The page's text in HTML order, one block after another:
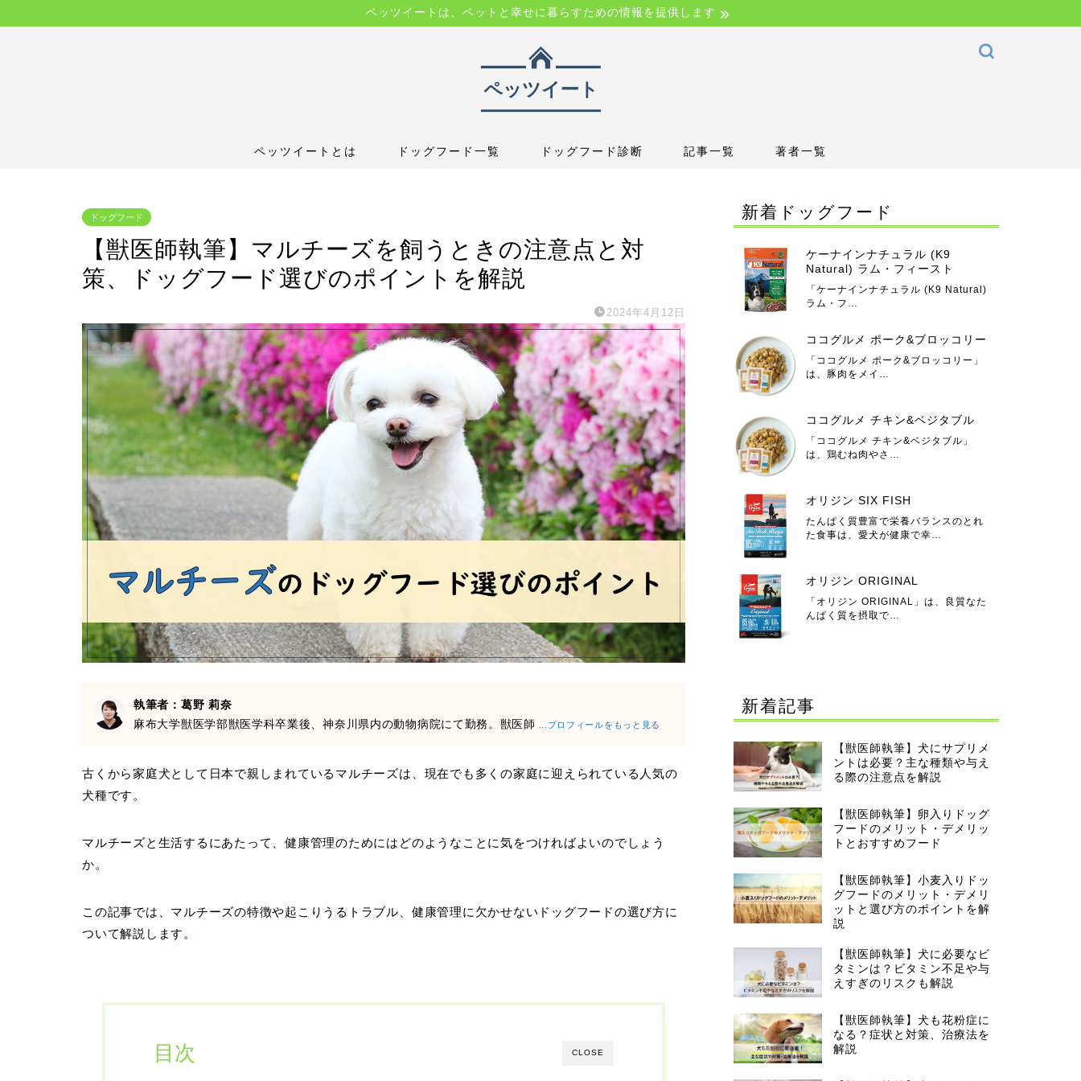
ペッツイートは、ペットと幸せに暮らすための情報を提供します
ペッツイートとは ドッグフード一覧 ドッグフード診断 記事一覧 著者一覧
ドッグフード
【獣医師執筆】マルチーズを飼うときの注意点と対
策、ドッグフード選びのポイントを解説
2024年4月12日
執筆者：葛野 莉奈
麻布大学獣医学部獣医学科卒業後、神奈川県内の動物病院にて勤務。獣医師
...プロフィールをもっと見る
古くから家庭犬として日本で親しまれているマルチーズは、現在でも多くの家庭に迎えられている人気の
犬種です。
マルチーズと生活するにあたって、健康管理のためにはどのようなことに気をつければよいのでしょう
か。
この記事では、マルチーズの特徴や起こりうるトラブル、健康管理に欠かせないドッグフードの選び方に
ついて解説します。
CLOSE
目次
新着ドッグフード
ケーナインナチュラル (K9
Natural) ラム・フィースト
「ケーナインナチュラル (K9 Natural)
ラム・フ…
ココグルメ ポーク&ブロッコリー
「ココグルメ ポーク&ブロッコリー」
は、豚肉をメイ…
ココグルメ チキン&ベジタブル
「ココグルメ チキン&ベジタブル」
は、鶏むね肉やさ…
オリジン SIX FISH
たんぱく質豊富で栄養バランスのとれ
た食事は、愛犬が健康で幸…
オリジン ORIGINAL
「オリジン ORIGINAL」は、良質なた
んぱく質を摂取で…
新着記事
【獣医師執筆】犬にサプリメ
ントは必要？主な種類や与え
る際の注意点を解説
【獣医師執筆】卵入りドッグ
フードのメリット・デメリッ
トとおすすめフード
【獣医師執筆】小麦入りドッ
グフードのメリット・デメリ
ットと選び方のポイントを解
説
【獣医師執筆】犬に必要なビ
タミンは？ビタミン不足や与
えすぎのリスクも解説
【獣医師執筆】犬も花粉症に
なる？症状と対策、治療法を
解説